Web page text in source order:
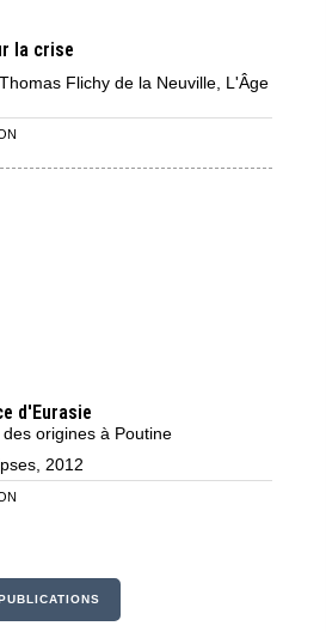
la crise
Flichy de la Neuville, L'Âge
d'Eurasie
origines à Poutine
2012